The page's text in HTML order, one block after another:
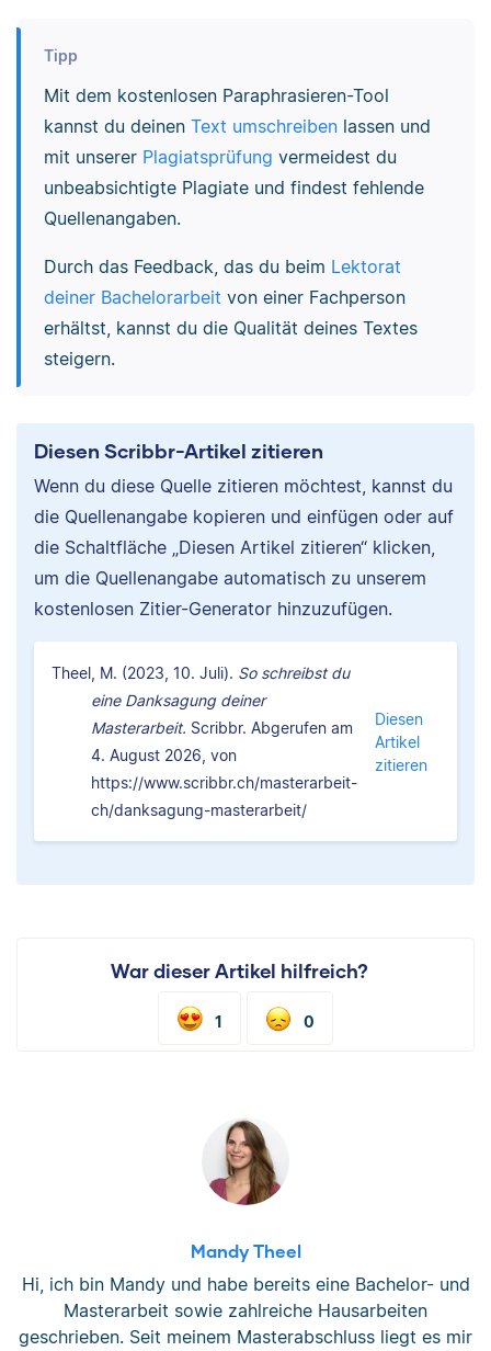
Tipp
Mit dem kostenlosen Paraphrasieren-Tool
kannst du deinen Text umschreibenlassen und
mit unserer Plagiatsprüfung vermeidest du
unbeabsichtigte Plagiate und findest fehlende
Quellenangaben.
Durch das Feedback, das du beim Lektorat
deiner Bachelorarbeit von einer Fachperson
erhältst, kannst du die Qualität deines Textes
steigern.
Diesen Scribbr-Artikel zitieren
Wenn du diese Quelle zitieren möchtest, kannst du
die Quellenangabe kopieren und einfügen oder auf
die Schaltfläche „Diesen Artikel zitieren“ klicken,
um die Quellenangabe automatisch zu unserem
kostenlosen Zitier-Generator hinzuzufügen.
Theel, M. (2023, 10. Juli). So schreibst du
eine Danksagung deiner
Masterarbeit. Scribbr. Abgerufen am
4. August 2026, von
https://www.scribbr.ch/masterarbeit-
ch/danksagung-masterarbeit/
Diesen
Artikel
zitieren
War dieser Artikel hilfreich?
1 0
Mandy Theel
Hi, ich bin Mandy und habe bereits eine Bachelor- und
Masterarbeit sowie zahlreiche Hausarbeiten
geschrieben. Seit meinem Masterabschluss liegt es mir